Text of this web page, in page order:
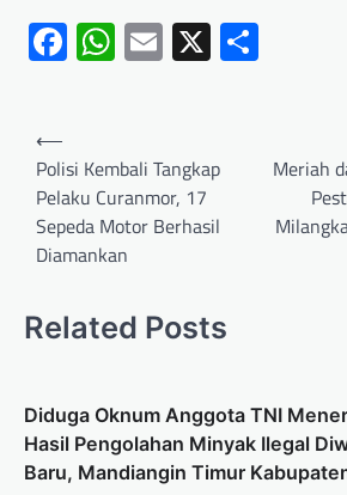
Facebook
WhatsApp
Email
X
⟵
Polisi Kembali Tangkap
Pelaku Curanmor, 17
Sepeda Motor Berhasil
Diamankan
Meriah
Related Posts
Diduga Oknum Anggota TNI
Hasil Pengolahan Minyak Ilegal
Baru, Mandiangin Timur